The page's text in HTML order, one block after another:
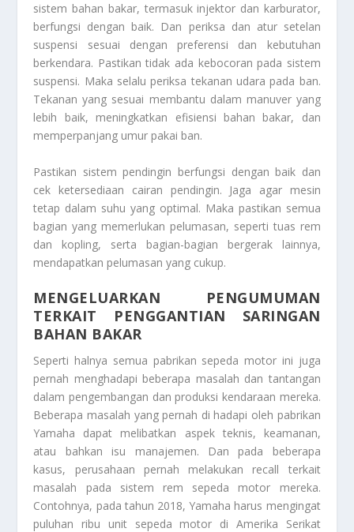
sistem bahan bakar, termasuk injektor dan karburator,
berfungsi dengan baik. Dan periksa dan atur setelan
suspensi sesuai dengan preferensi dan kebutuhan
berkendara. Pastikan tidak ada kebocoran pada sistem
suspensi. Maka selalu periksa tekanan udara pada ban.
Tekanan yang sesuai membantu dalam manuver yang
lebih baik, meningkatkan efisiensi bahan bakar, dan
memperpanjang umur pakai ban.
Pastikan sistem pendingin berfungsi dengan baik dan
cek ketersediaan cairan pendingin. Jaga agar mesin
tetap dalam suhu yang optimal. Maka pastikan semua
bagian yang memerlukan pelumasan, seperti tuas rem
dan kopling, serta bagian-bagian bergerak lainnya,
mendapatkan pelumasan yang cukup.
MENGELUARKAN PENGUMUMAN
TERKAIT PENGGANTIAN SARINGAN
BAHAN BAKAR
Seperti halnya semua pabrikan sepeda motor ini juga
pernah menghadapi beberapa masalah dan tantangan
dalam pengembangan dan produksi kendaraan mereka.
Beberapa masalah yang pernah di hadapi oleh pabrikan
Yamaha dapat melibatkan aspek teknis, keamanan,
atau bahkan isu manajemen. Dan pada beberapa
kasus, perusahaan pernah melakukan recall terkait
masalah pada sistem rem sepeda motor mereka.
Contohnya, pada tahun 2018, Yamaha harus mengingat
puluhan ribu unit sepeda motor di Amerika Serikat